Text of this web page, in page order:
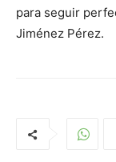
para seguir
Jiménez Pérez.